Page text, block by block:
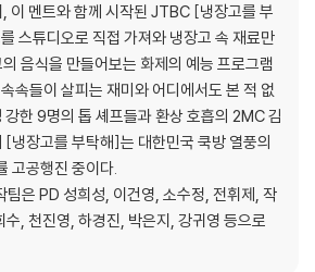
이 멘트와 함께 시작된 JTBC [냉장고를 부
스튜디오로 직접 가져와 냉장고 속 재료만
음식을 만들어보는 화제의 예능 프로그램
속들이 살피는 재미와 어디에서도 본 적 없
한 9명의 톱 셰프들과 환상 호흡의 2MC 김
냉장고를 부탁해]는 대한민국 쿡방 열풍의
고공행진 중이다.
은 PD 성희성, 이건영, 소수정, 전휘제, 작
, 천진영, 하경진, 박은지, 강귀영 등으로